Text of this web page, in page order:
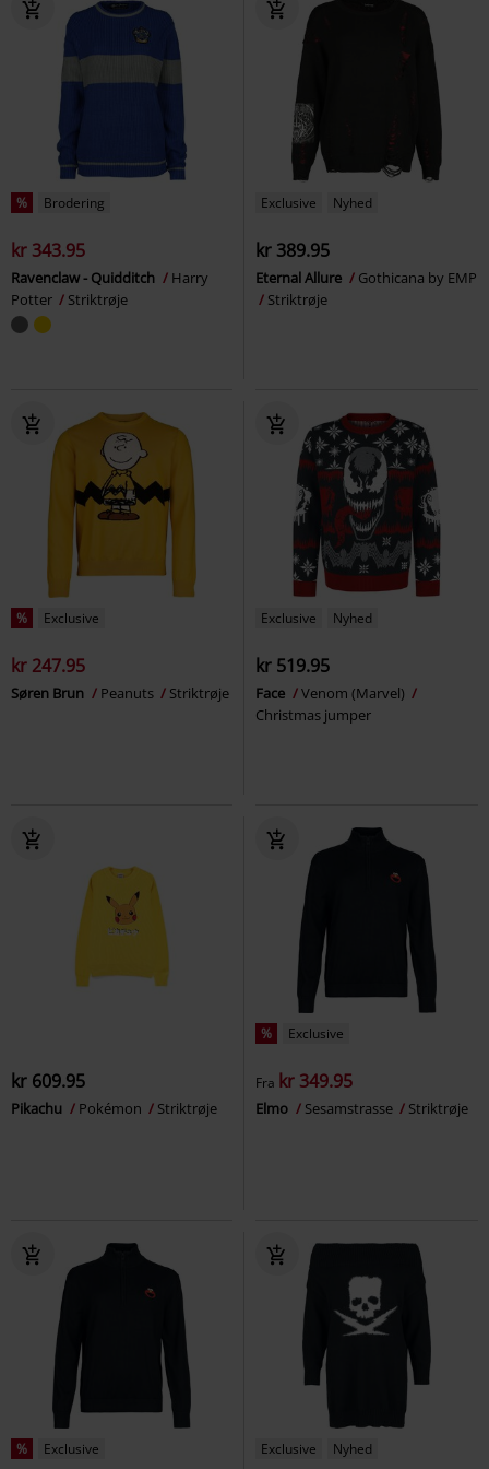
% Brodering
kr 343.95
Ravenclaw - Quidditch
Harry
Potter
Striktrøje
Exclusive Nyhed
kr 389.95
Eternal Allure
Gothicana by EMP
Striktrøje
% Exclusive
kr 247.95
Søren Brun Peanuts Striktrøje
Exclusive Nyhed
kr 519.95
Face
Venom (Marvel)
Christmas jumper
kr 609.95
Pikachu Pokémon Striktrøje
% Exclusive
Fra kr 349.95
Elmo Sesamstrasse Striktrøje
% Exclusive Exclusive Nyhed